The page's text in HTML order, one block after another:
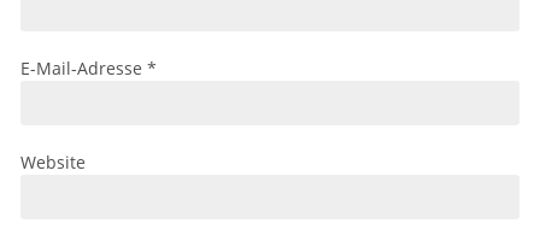
E-Mail-Adresse *
Website